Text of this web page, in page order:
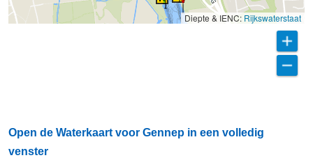
Diepte & IENC: Rijkswaterstaat
Open de Waterkaart voor Gennep in een volledig
venster